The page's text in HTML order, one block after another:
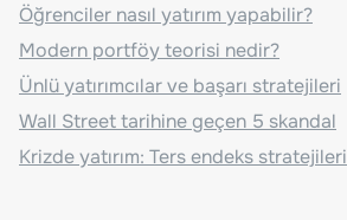
Öğrenciler nasıl yatırım yapabilir?
Modern portföy teorisi nedir?
Ünlü yatırımcılar ve başarı stratejileri
Wall Street tarihine geçen 5 skandal
Krizde yatırım: Ters endeks stratejileri